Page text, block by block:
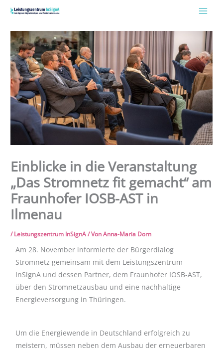
Zum
springen
Einblicke in die Veranstaltung
„Das Stromnetz fit gemacht“ am
Fraunhofer IOSB-AST in
Ilmenau
/Leistungszentrum InSignA/ VonAnna-Maria Dorn
Am 28. November informierte der Bürgerdialog
Stromnetz gemeinsam mit dem Leistungszentrum
InSignA und dessen Partner, dem Fraunhofer IOSB-AST,
über den Stromnetzausbau und eine nachhaltige
Energieversorgung in Thüringen.
Um die Energiewende in Deutschland erfolgreich zu
meistern, müssen neben dem Ausbau der erneuerbaren